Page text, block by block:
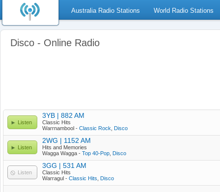
Australia Radio Stations World Radio Stations
Disco - Online Radio
Listen
3YB | 882 AM
Classic Hits
Warrnambool - Classic Rock Disco
Listen
2WG | 1152 AM
Hits and Memories
Wagga Wagga - Top 40-Pop Disco
Listen
3GG | 531 AM
Classic Hits
Warragul - Classic Hits Disco